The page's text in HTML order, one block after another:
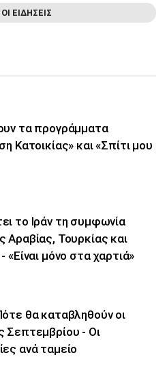
ΕΙΔΗΣΕΙΣ
τα προγράμματα
Κατοικίας» και «Σπίτι μου
το Ιράν τη συμφωνία
Αραβίας, Τουρκίας και
«Είναι μόνο στα χαρτιά»
θα καταβληθούν οι
Σεπτεμβρίου - Οι
ανά ταμείο